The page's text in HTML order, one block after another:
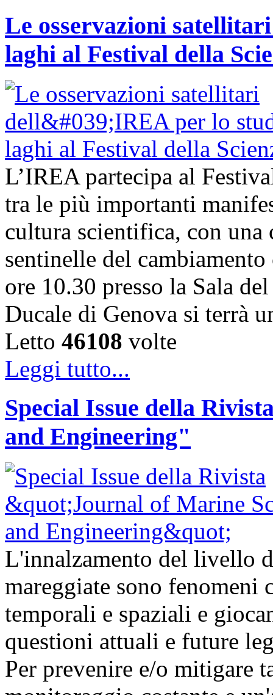
Le osservazioni
laghi al Festival della
L’IREA partecipa al
tra le più importanti
cultura scientifica, con
sentinelle del
ore 10.30 presso la Sala
Ducale di Genova si terrà
Letto 46108 volte
Leggi tutto...
Special Issue della
and Engineering"
L'innalzamento del livello
mareggiate sono fenomeni
temporali e spaziali e
questioni attuali e future
Per prevenire e/o mitigare